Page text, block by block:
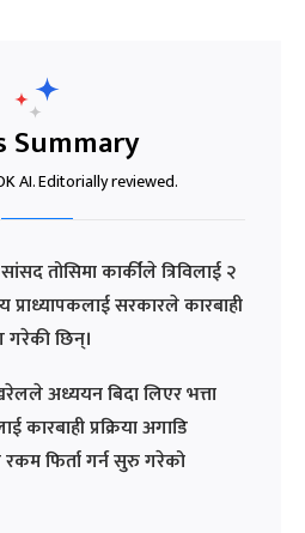
Summary
AI. Editorially reviewed.
सांसद तोसिमा कार्कीले त्रिविलाई २
प्राध्यापकलाई सरकारले कारबाही
गरेकी छिन्।
अध्ययन बिदा लिएर भत्ता
कारबाही प्रक्रिया अगाडि
फिर्ता गर्न सुरु गरेको